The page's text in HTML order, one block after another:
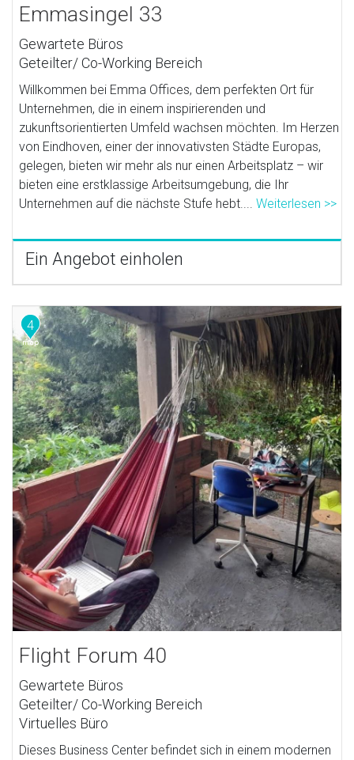
Emmasingel 33
Gewartete Büros
Geteilter/ Co-Working Bereich
Willkommen bei Emma Offices, dem perfekten Ort für
Unternehmen, die in einem inspirierenden und
zukunftsorientierten Umfeld wachsen möchten. Im Herzen
von Eindhoven, einer der innovativsten Städte Europas,
gelegen, bieten wir mehr als nur einen Arbeitsplatz – wir
bieten eine erstklassige Arbeitsumgebung, die Ihr
Unternehmen auf die nächste Stufe hebt....Weiterlesen >>
Ein Angebot einholen
4
Flight Forum 40
Gewartete Büros
Geteilter/ Co-Working Bereich
Virtuelles Büro
Dieses Business Center befindet sich in einem modernen